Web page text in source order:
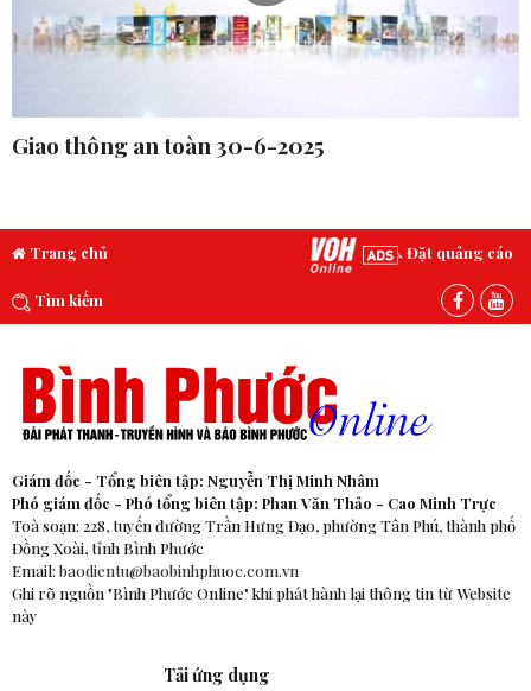
Giao thông an toàn 30-6-2025
Trang chủ Đặt quảng cáo
Tìm kiếm
Giám đốc - Tổng biên tập: Nguyễn Thị Minh Nhâm
Phó giám đốc - Phó tổng biên tập: Phan Văn Thảo - Cao Minh Trực
Toà soạn: 228, tuyến đường Trần Hưng Đạo, phường Tân Phú, thành phố
Đồng Xoài, tỉnh Bình Phước
Email: baodientu@baobinhphuoc.com.vn
Ghi rõ nguồn "Bình Phước Online" khi phát hành lại thông tin từ Website
này
Tải ứng dụng